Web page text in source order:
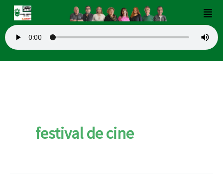
contenido
festival de cine
Buscar
por: